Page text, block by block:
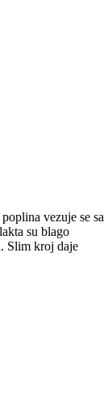
vezuje se sa
su blago
Slim kroj daje